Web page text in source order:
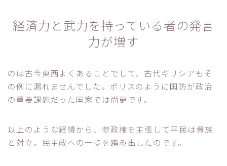
経済力と武力を持っている者の発言
力が増す
のは古今東西よくあることでして、古代ギリシアもそ
の例に漏れませんでした。ポリスのように国防が政治
の重要課題だった国家では尚更です。
以上のような経緯から、参政権を主張して平民は貴族
と対立。民主政への一歩を踏み出したのです。